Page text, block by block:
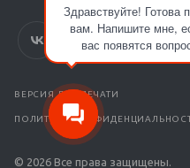
Здравствуйте! Готова
вам. Напишите мне,
вас появятся
ВЕРСИЯ ДЛЯ ПЕЧАТИ
ПОЛИТИКА
© 2026 Все права защищены.